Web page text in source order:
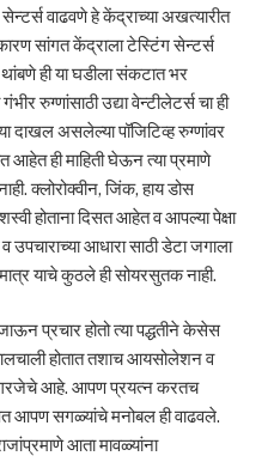
वाढवणे हे केंद्राच्या अखत्यारीत
सांगत केंद्राला टेस्टिंग सेन्टर्स
ही या घडीला संकटात भर
रुग्णांसाठी उद्या वेन्टीलेटर्स चा ही
दाखल असलेल्या पॉजिटिव्ह रुग्णांवर
ही माहिती घेऊन त्या प्रमाणे
क्लोरोक्वीन, जिंक, हाय डोस
होताना दिसत आहेत व आपल्या पेक्षा
आधारा साठी डेटा जगाला
याचे कुठले ही सोयरसुतक नाही.
प्रचार होतो त्या पद्धतीने केसेस
होतात तशाच आयसोलेशन व
गरजेचे आहे. आपण प्रयत्न करतच
आपण सगळ्यांचे मनोबल ही वाढवले.
आता मावळ्यांना